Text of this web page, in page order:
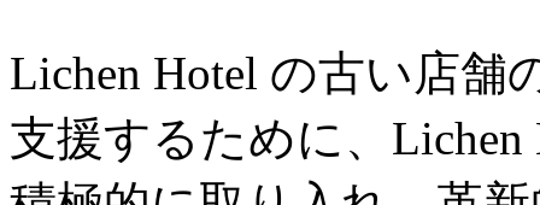
Lichen Hotel の古い店舗
支援するために、